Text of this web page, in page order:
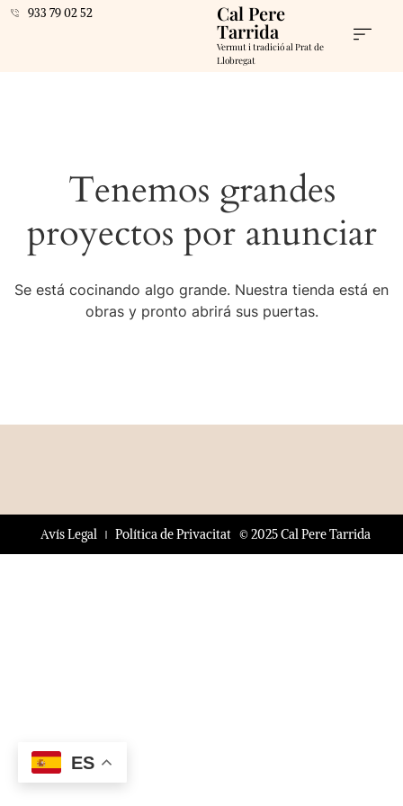
933 79 02 52 Cal Pere
Tarrida
Vermut i tradició al Prat de
Llobregat
Tenemos grandes
proyectos por anunciar
Se está cocinando algo grande. Nuestra tienda está en
obras y pronto abrirá sus puertas.
© 2025 Cal Pere Tarrida
Avís Legal Política de Privacitat
ES